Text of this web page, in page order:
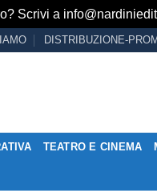
Scrivi a
DISTRIBUZIONE-
TEATRO E CINEMA